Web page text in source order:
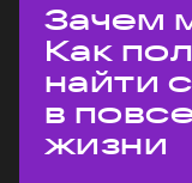
Зачем
Как
найти
в
жизни